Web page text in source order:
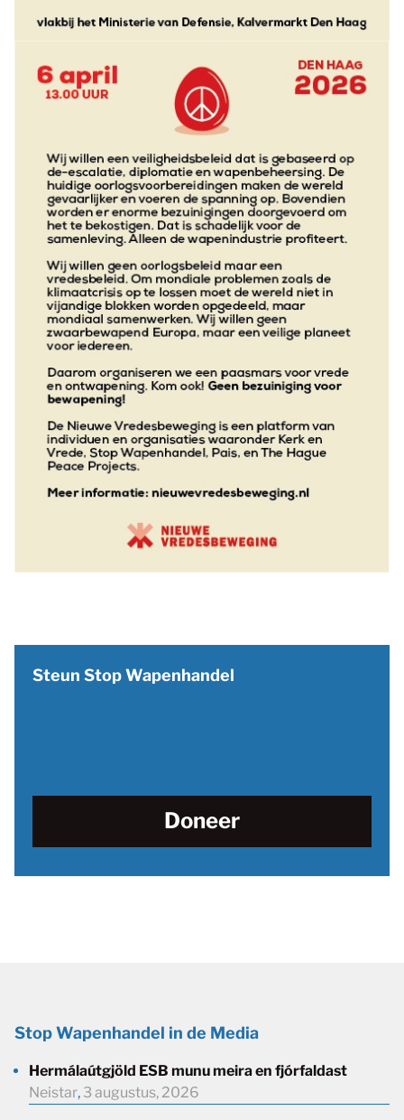
Steun Stop Wapenhandel
Doneer
Stop Wapenhandel in de Media
Hermálaútgjöld ESB munu meira en fjórfaldast
Neistar, 3 augustus, 2026